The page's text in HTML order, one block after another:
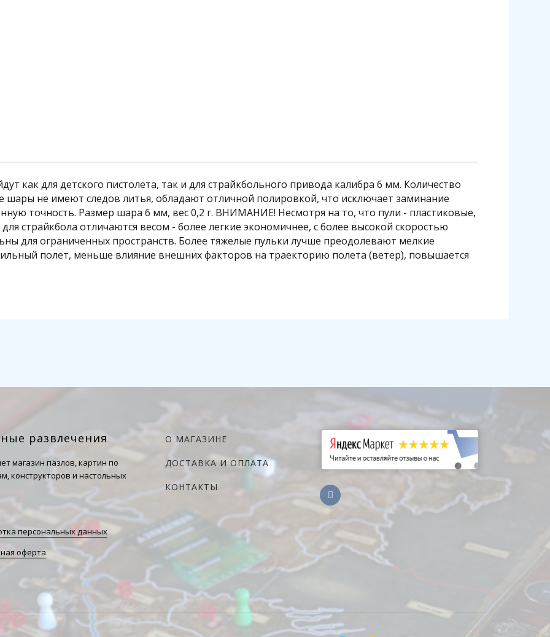
как для детского пистолета, так и для страйкбольного привода калибра 6 мм. Количество
шары не имеют следов литья, обладают отличной полировкой, что исключает заминание
точность. Размер шара 6 мм, вес 0,2 г. ВНИМАНИЕ! Несмотря на то, что пули - пластиковые,
страйкбола отличаются весом - более легкие экономичнее, с более высокой скоростью
для ограниченных пространств. Более тяжелые пульки лучше преодолевают мелкие
полет, меньше влияние внешних факторов на траекторию полета (ветер), повышается
развлечения
магазин пазлов, картин по
конструкторов и настольных
персональных данных
оферта
О МАГАЗИНЕ
ДОСТАВКА И ОПЛАТА
КОНТАКТЫ